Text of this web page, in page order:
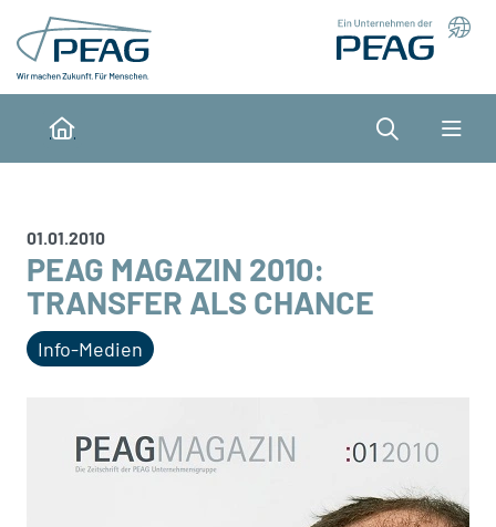
Direkt zu den Inhalten springen
Home
Suche
01.01.2010
PEAG MAGAZIN 2010:
TRANSFER ALS CHANCE
Info-Medien